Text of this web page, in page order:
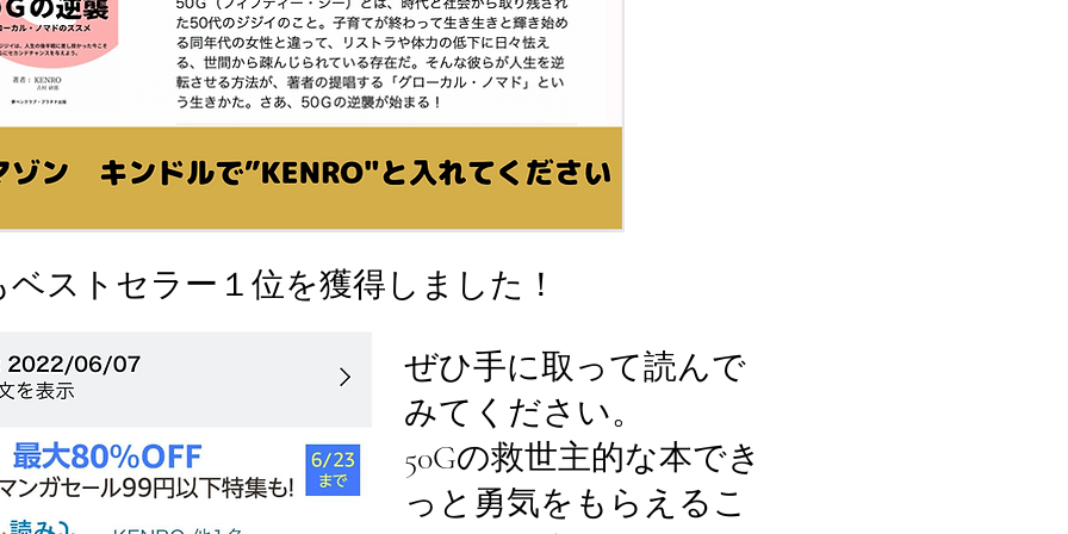
ベストセラー１位を獲得しました！
ぜひ手に取って読んで
みてください。
50Gの救世主的な本でき
っと勇気をもらえるこ